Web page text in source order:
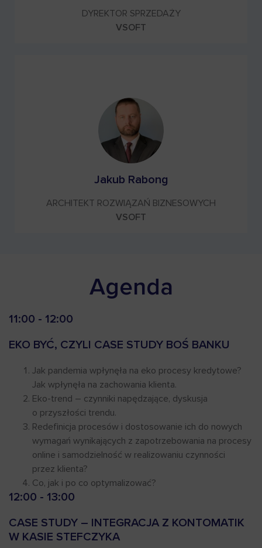
DYREKTOR SPRZEDAŻY
VSOFT
Jakub Rabong
ARCHITEKT ROZWIĄZAŃ BIZNESOWYCH
VSOFT
Agenda
11:00 - 12:00
EKO BYĆ, CZYLI CASE STUDY BOŚ BANKU
Jak pandemia wpłynęła na eko procesy kredytowe?
Jak wpłynęła na zachowania klienta.
Eko-trend – czynniki napędzające, dyskusja
o przyszłości trendu.
Redefinicja procesów i dostosowanie ich do nowych
wymagań wynikających z zapotrzebowania na procesy
online i samodzielność w realizowaniu czynności
przez klienta?
Co, jak i po co optymalizować?
12:00 - 13:00
CASE STUDY – INTEGRACJA Z KONTOMATIK
W KASIE STEFCZYKA